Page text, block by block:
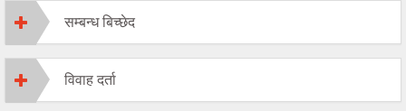
सम्बन्ध बिच्छेद
विवाह दर्ता